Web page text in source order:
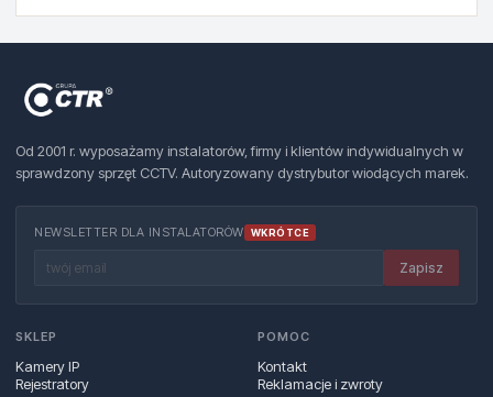
Od 2001 r. wyposażamy instalatorów, firmy i klientów indywidualnych w
sprawdzony sprzęt CCTV. Autoryzowany dystrybutor wiodących marek.
NEWSLETTER DLA INSTALATORÓW WKRÓTCE
Zapisz
SKLEP
Kamery IP
Rejestratory
POMOC
Kontakt
Reklamacje i zwroty